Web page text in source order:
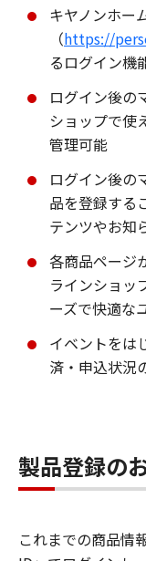
キヤノンホー
（https://
るログイン機
ログイン後の
ショップで使
管理可能
ログイン後の
品を登録する
テンツやお知
各商品ページ
ラインショッ
ーズで快適な
イベントをは
済・申込状況
製品登録の
これまでの商品情